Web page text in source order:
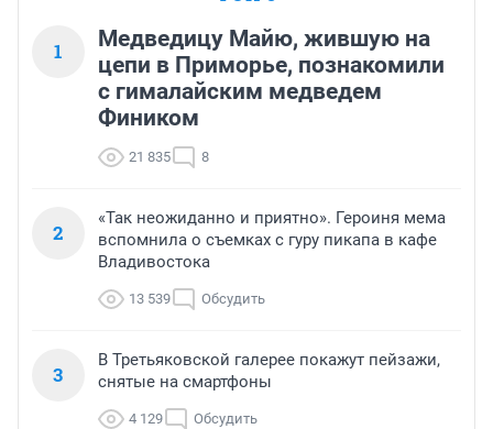
1
Медведицу Майю, жившую на
цепи в Приморье, познакомили
с гималайским медведем
Фиником
21 835 8
2
«Так неожиданно и приятно». Героиня мема
вспомнила о съемках с гуру пикапа в кафе
Владивостока
13 539 Обсудить
3
В Третьяковской галерее покажут пейзажи,
снятые на смартфоны
4 129 Обсудить